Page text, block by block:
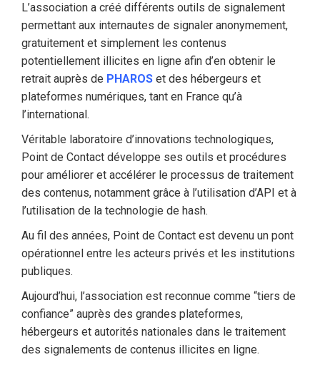
L’association a créé différents outils de signalement
permettant aux internautes de signaler anonymement,
gratuitement et simplement les contenus
potentiellement illicites en ligne afin d’en obtenir le
retrait auprès de PHAROS et des hébergeurs et
plateformes numériques, tant en France qu’à
l’international.
Véritable laboratoire d’innovations technologiques,
Point de Contact développe ses outils et procédures
pour améliorer et accélérer le processus de traitement
des contenus, notamment grâce à l’utilisation d’API et à
l’utilisation de la technologie de hash.
Au fil des années, Point de Contact est devenu un pont
opérationnel entre les acteurs privés et les institutions
publiques.
Aujourd’hui, l’association est reconnue comme “tiers de
confiance” auprès des grandes plateformes,
hébergeurs et autorités nationales dans le traitement
des signalements de contenus illicites en ligne.